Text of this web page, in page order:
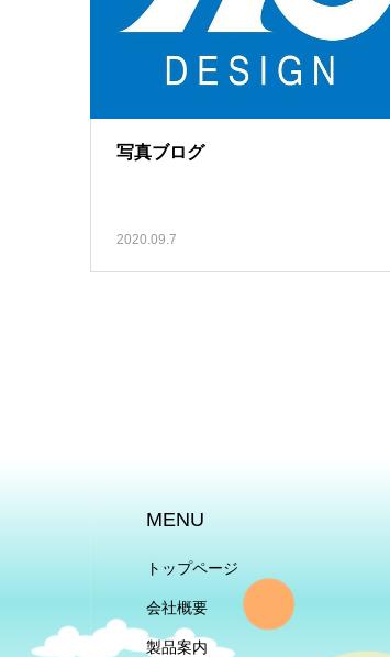
写真ブログ
2020.09.7
MENU
トップページ
会社概要
製品案内